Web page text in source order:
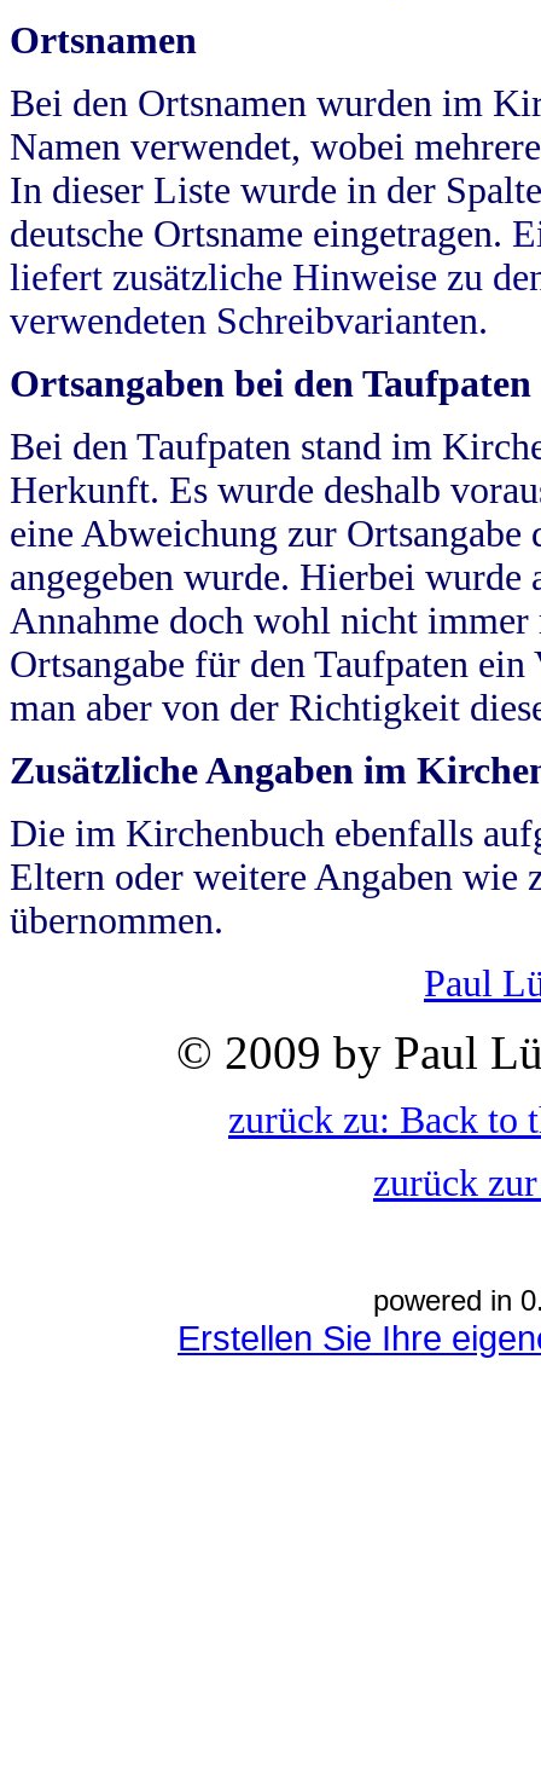
Ortsnamen
Bei den Ortsnamen wurden im
Namen verwendet, wobei
In dieser Liste wurde in der
deutsche Ortsname eingetragen.
liefert zusätzliche Hinweise zu
verwendeten Schreibvarianten.
Ortsangaben bei den Taufpaten
Bei den Taufpaten stand im
Herkunft. Es wurde deshalb
eine Abweichung zur
angegeben wurde. Hierbei wurde
Annahme doch wohl nicht
Ortsangabe für den Taufpaten
man aber von der Richtigkeit
Zusätzliche Angaben im
Die im Kirchenbuch ebenfalls
Eltern oder weitere Angaben wie
übernommen.
Paul
© 2009 by Paul
zurück zu: Back to
zurück
powered in
Erstellen Sie Ihre